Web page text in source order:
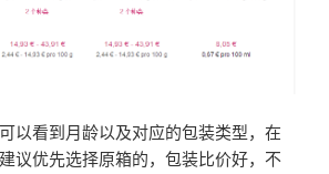
以看到月龄以及对应的包装类型，在
议优先选择原箱的，包装比价好，不